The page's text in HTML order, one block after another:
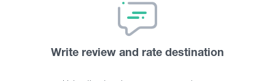
Write review and rate destination